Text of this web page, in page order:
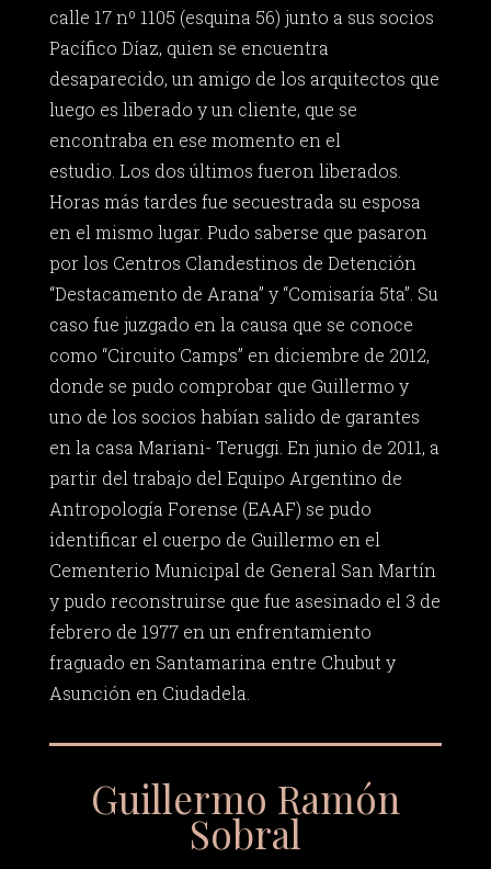
calle 17 nº 1105 (esquina 56) junto a sus socios
Pacífico Díaz, quien se encuentra
desaparecido, un amigo de los arquitectos que
luego es liberado y un cliente, que se
encontraba en ese momento en el
estudio. Los dos últimos fueron liberados.
Horas más tardes fue secuestrada su esposa
en el mismo lugar. Pudo saberse que pasaron
por los Centros Clandestinos de Detención
“Destacamento de Arana” y “Comisaría 5ta”. Su
caso fue juzgado en la causa que se conoce
como “Circuito Camps” en diciembre de 2012,
donde se pudo comprobar que Guillermo y
uno de los socios habían salido de garantes
en la casa Mariani- Teruggi. En junio de 2011, a
partir del trabajo del Equipo Argentino de
Antropología Forense (EAAF) se pudo
identificar el cuerpo de Guillermo en el
Cementerio Municipal de General San Martín
y pudo reconstruirse que fue asesinado el 3 de
febrero de 1977 en un enfrentamiento
fraguado en Santamarina entre Chubut y
Asunción en Ciudadela.
Guillermo Ramón
Sobral